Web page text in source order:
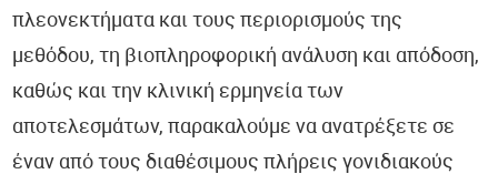
πλεονεκτήματα και τους περιορισμούς της
μεθόδου, τη βιοπληροφορική ανάλυση και απόδοση,
καθώς και την κλινική ερμηνεία των
αποτελεσμάτων, παρακαλούμε να ανατρέξετε σε
έναν από τους διαθέσιμους πλήρεις γονιδιακούς